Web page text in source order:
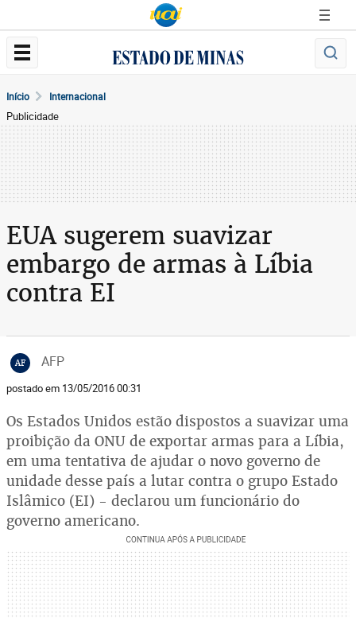
Início Internacional
Publicidade
EUA sugerem suavizar
embargo de armas à Líbia
contra EI
AF AFP
postado em 13/05/2016 00:31
Os Estados Unidos estão dispostos a suavizar uma
proibição da ONU de exportar armas para a Líbia,
em uma tentativa de ajudar o novo governo de
unidade desse país a lutar contra o grupo Estado
Islâmico (EI) - declarou um funcionário do
governo americano.